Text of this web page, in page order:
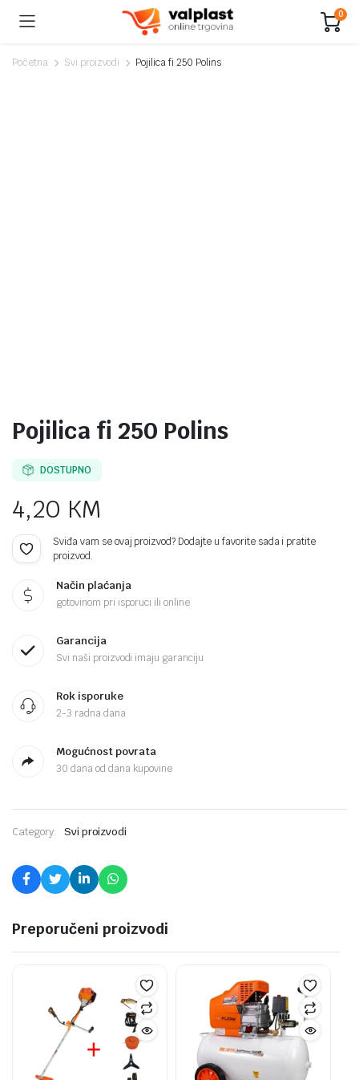
0
Početna Svi proizvodi Pojilica fi 250 Polins
Pojilica fi 250 Polins
DOSTUPNO
4,20 KM
Sviđa vam se ovaj proizvod? Dodajte u favorite sada i pratite
proizvod.
Način plaćanja
gotovinom pri isporuci ili online
Garancija
Svi naši proizvodi imaju garanciju
Rok isporuke
2-3 radna dana
Mogućnost povrata
30 dana od dana kupovine
Category: Svi proizvodi
Preporučeni proizvodi